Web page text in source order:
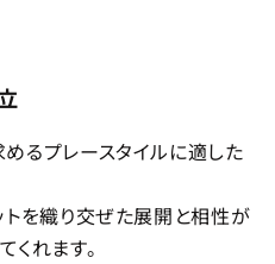
るプレースタイルに適した
トを織り交ぜた展開と相性が
くれます。